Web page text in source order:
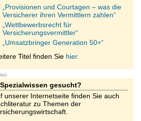
„Provisionen und Courtagen – was die
Versicherer ihren Vermittlern zahlen“
„Wettbewerbsrecht für
Versicherungsvermittler“
„Umsatzbringer Generation 50+“
Titel finden Sie hier.
Spezialwissen gesucht?
unserer Internetseite finden Sie auch
zu Themen der